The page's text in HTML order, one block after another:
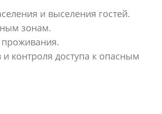
и выселения гостей.
зонам.
контроля доступа к опасным